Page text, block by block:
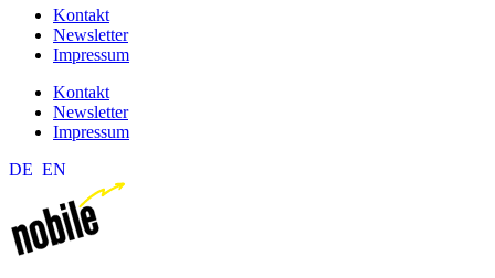
Kontakt
Newsletter
Impressum
Kontakt
Newsletter
Impressum
DE EN